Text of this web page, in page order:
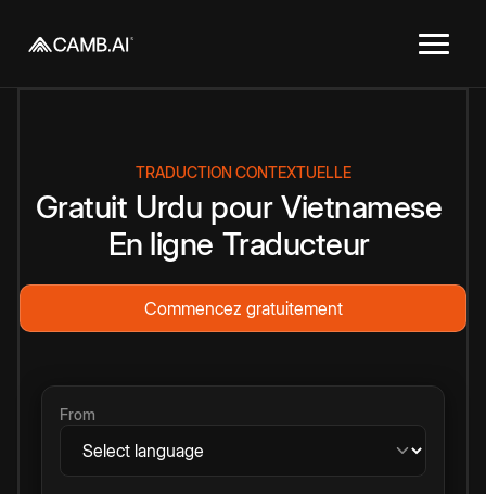
TRADUCTION CONTEXTUELLE
Gratuit Urdu pour Vietnamese
En ligne Traducteur
Commencez gratuitement
From